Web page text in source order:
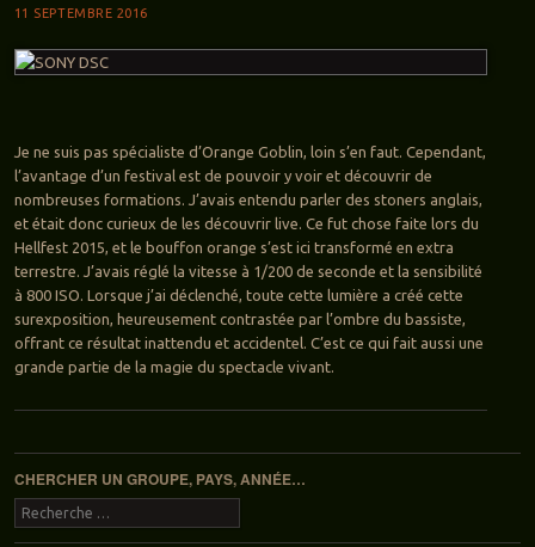
11 SEPTEMBRE 2016
Je ne suis pas spécialiste d’Orange Goblin, loin s’en faut. Cependant,
l’avantage d’un festival est de pouvoir y voir et découvrir de
nombreuses formations. J’avais entendu parler des stoners anglais,
et était donc curieux de les découvrir live. Ce fut chose faite lors du
Hellfest 2015, et le bouffon orange s’est ici transformé en extra
terrestre. J’avais réglé la vitesse à 1/200 de seconde et la sensibilité
à 800 ISO. Lorsque j’ai déclenché, toute cette lumière a créé cette
surexposition, heureusement contrastée par l’ombre du bassiste,
offrant ce résultat inattendu et accidentel. C’est ce qui fait aussi une
grande partie de la magie du spectacle vivant.
Navigation des articles
CHERCHER UN GROUPE, PAYS, ANNÉE…
Recherche